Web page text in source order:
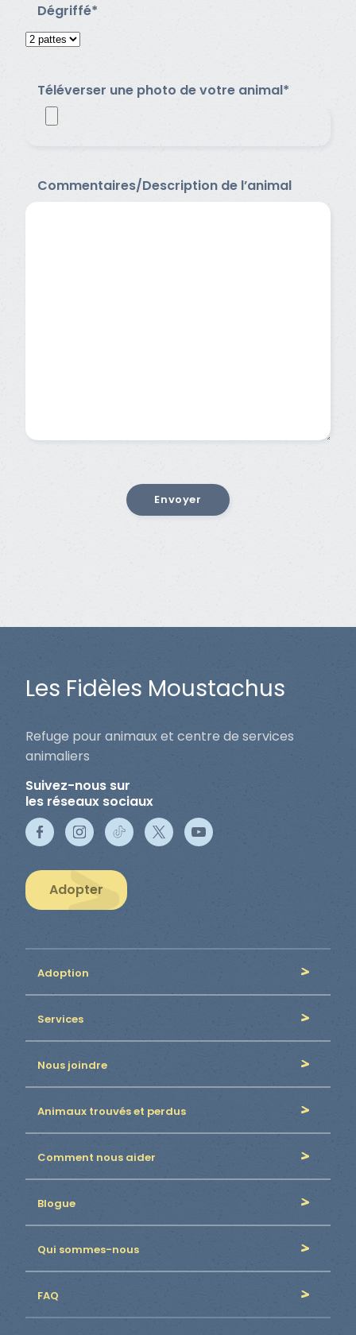
Dégriffé*
Téléverser une photo de votre animal*
Commentaires/Description de l’animal
Les Fidèles Moustachus
Refuge pour animaux et centre de services
animaliers
Suivez-nous sur
les réseaux sociaux
Adopter
Adoption
Services
Nous joindre
Animaux trouvés et perdus
Comment nous aider
Blogue
Qui sommes-nous
FAQ